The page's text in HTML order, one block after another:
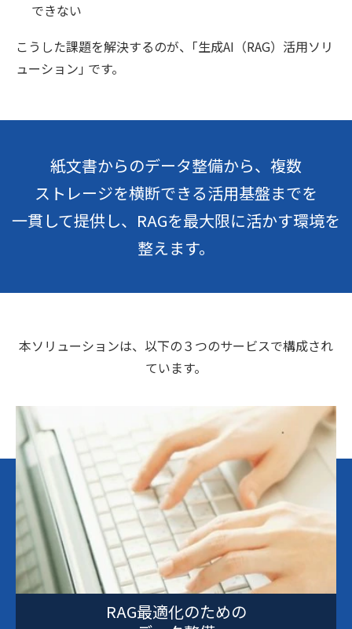
できない
こうした課題を解決するのが、｢生成AI（RAG）活用ソリ
ューション｣ です。
紙文書からのデータ整備から、複数
ストレージを横断できる活用基盤までを
一貫して提供し、RAGを最大限に活かす環境を
整えます。
本ソリューションは、以下の３つのサービスで構成され
ています。
RAG最適化のための